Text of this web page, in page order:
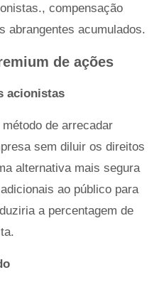
compensação
abrangentes acumulados.
de ações
acionistas
de arrecadar
sem diluir os direitos
alternativa mais segura
ao público para
a percentagem de